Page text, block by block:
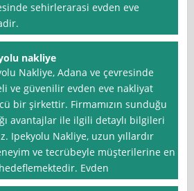
sehirlerarasi evden eve
nakliye
Nakliye, Adana ve çevresinde
ve güvenilir evden eve nakliyat
bir şirkettir. Firmamızın sunduğu
avantajlar ile ilgili detaylı bilgileri
Ipekyolu Nakliye, uzun yıllardır
ve tecrübeyle müşterilerine en
Evden